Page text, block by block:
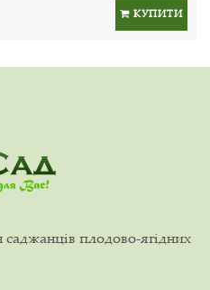
КУПИТИ
плодово-ягідних